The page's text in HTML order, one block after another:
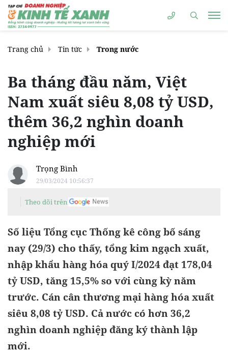
Trang chủ Tin tức Trong nước
Ba tháng đầu năm, Việt
Nam xuất siêu 8,08 tỷ USD,
thêm 36,2 nghìn doanh
nghiệp mới
Trọng Bình
29/03/2024 10:56:37
Theo dõi trên
Số liệu Tổng cục Thống kê công bố sáng
nay (29/3) cho thấy, tổng kim ngạch xuất,
nhập khẩu hàng hóa quý I/2024 đạt 178,04
tỷ USD, tăng 15,5% so với cùng kỳ năm
trước. Cán cân thương mại hàng hóa xuất
siêu 8,08 tỷ USD. Cả nước có hơn 36,2
nghìn doanh nghiệp đăng ký thành lập
mới.